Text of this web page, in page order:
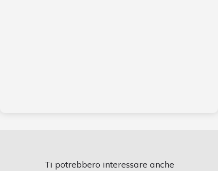
Ti potrebbero interessare anche